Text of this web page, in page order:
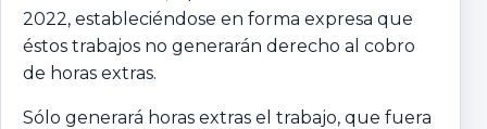
2022, estableciéndose en forma expresa que
éstos trabajos no generarán derecho al cobro
de horas extras.
Sólo generará horas extras el trabajo, que fuera